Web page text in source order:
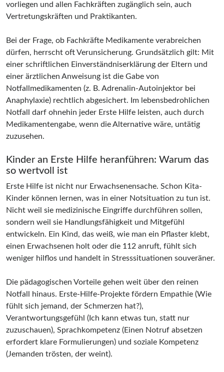
vorliegen und allen Fachkräften zugänglich sein, auch
Vertretungskräften und Praktikanten.
Bei der Frage, ob Fachkräfte Medikamente verabreichen
dürfen, herrscht oft Verunsicherung. Grundsätzlich gilt: Mit
einer schriftlichen Einverständniserklärung der Eltern und
einer ärztlichen Anweisung ist die Gabe von
Notfallmedikamenten (z. B. Adrenalin-Autoinjektor bei
Anaphylaxie) rechtlich abgesichert. Im lebensbedrohlichen
Notfall darf ohnehin jeder Erste Hilfe leisten, auch durch
Medikamentengabe, wenn die Alternative wäre, untätig
zuzusehen.
Kinder an Erste Hilfe heranführen: Warum das
so wertvoll ist
Erste Hilfe ist nicht nur Erwachsenensache. Schon Kita-
Kinder können lernen, was in einer Notsituation zu tun ist.
Nicht weil sie medizinische Eingriffe durchführen sollen,
sondern weil sie Handlungsfähigkeit und Mitgefühl
entwickeln. Ein Kind, das weiß, wie man ein Pflaster klebt,
einen Erwachsenen holt oder die 112 anruft, fühlt sich
weniger hilflos und handelt in Stresssituationen souveräner.
Die pädagogischen Vorteile gehen weit über den reinen
Notfall hinaus. Erste-Hilfe-Projekte fördern Empathie (Wie
fühlt sich jemand, der Schmerzen hat?),
Verantwortungsgefühl (Ich kann etwas tun, statt nur
zuzuschauen), Sprachkompetenz (Einen Notruf absetzen
erfordert klare Formulierungen) und soziale Kompetenz
(Jemanden trösten, der weint).